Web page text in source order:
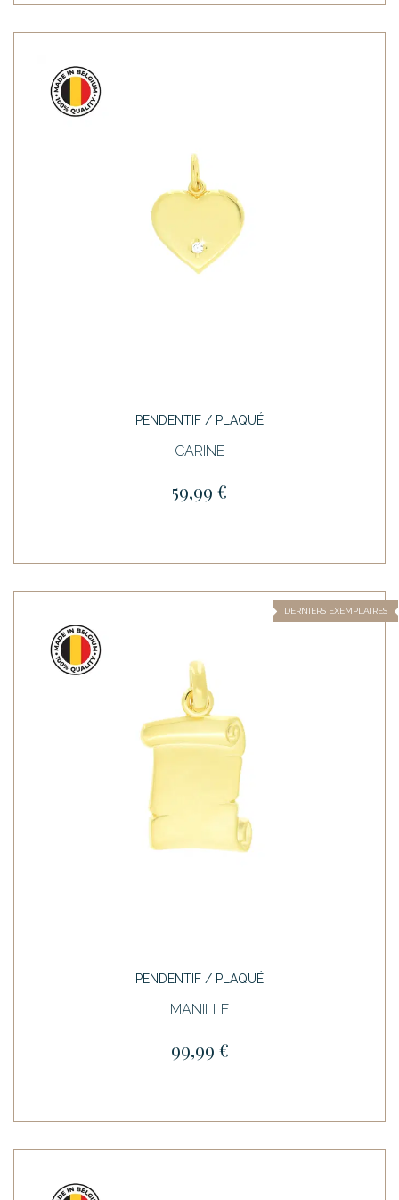
PENDENTIF / PLAQUÉ
CARINE
59,99 €
DERNIERS EXEMPLAIRES
PENDENTIF / PLAQUÉ
MANILLE
99,99 €